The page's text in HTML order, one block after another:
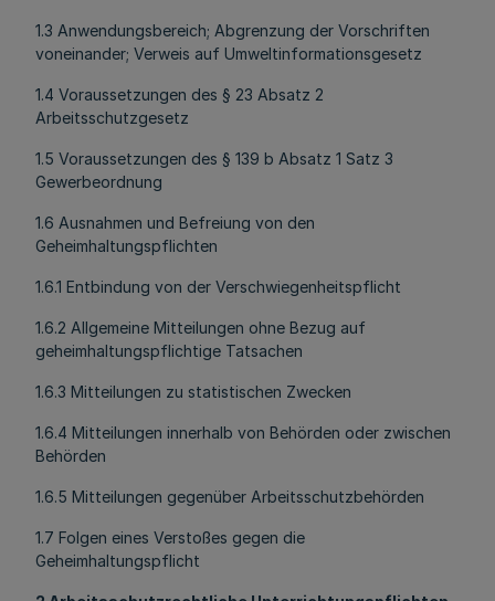
1.3 Anwendungsbereich; Abgrenzung der Vorschriften
voneinander; Verweis auf Umweltinformationsgesetz
1.4 Voraussetzungen des § 23 Absatz 2
Arbeitsschutzgesetz
1.5 Voraussetzungen des § 139 b Absatz 1 Satz 3
Gewerbeordnung
1.6 Ausnahmen und Befreiung von den
Geheimhaltungspflichten
1.6.1 Entbindung von der Verschwiegenheitspflicht
1.6.2 Allgemeine Mitteilungen ohne Bezug auf
geheimhaltungspflichtige Tatsachen
1.6.3 Mitteilungen zu statistischen Zwecken
1.6.4 Mitteilungen innerhalb von Behörden oder zwischen
Behörden
1.6.5 Mitteilungen gegenüber Arbeitsschutzbehörden
1.7 Folgen eines Verstoßes gegen die
Geheimhaltungspflicht